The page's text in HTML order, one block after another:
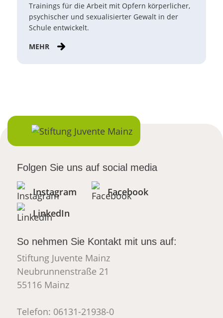
Trainings für die Arbeit mit Opfern körperlicher,
psychischer und sexualisierter Gewalt in der
Schule entwickelt.
MEHR
Folgen Sie uns auf social media
Instagram
Facebook
LinkedIn
So nehmen Sie Kontakt mit uns auf:
Stiftung Juvente Mainz
Neubrunnenstraße 21
55116 Mainz
Telefon: 06131-21938-0